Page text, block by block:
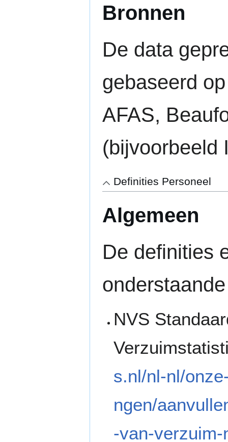
Bronnen
De data
gebaseerd
AFAS,
(bijvoorbeeld
Definities Personeel
Algemeen
De definities
NVS
s.nl/nl-nl/
ngen/
-van-